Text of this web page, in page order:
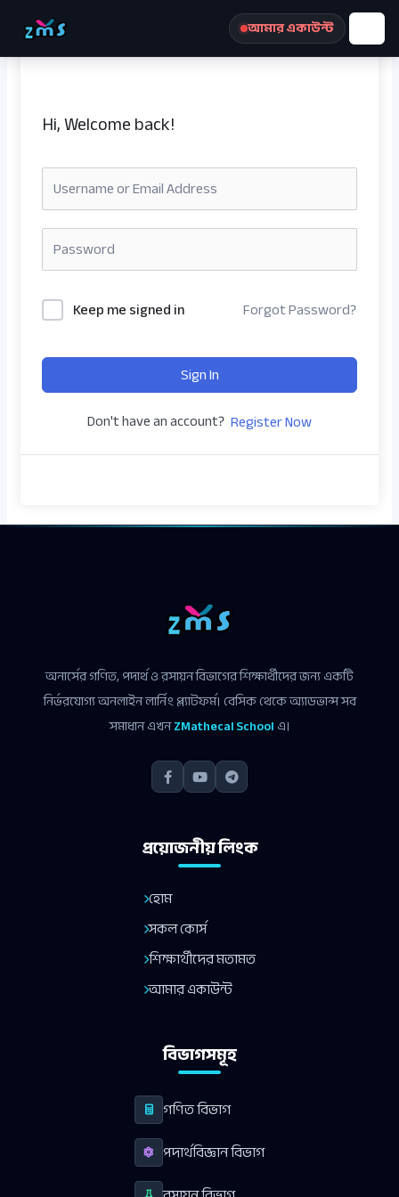
আমার একাউন্ট
Hi, Welcome back!
Keep me signed in Forgot Password?
Sign In
Don't have an account? Register Now
অনার্সের গণিত, পদার্থ ও রসায়ন বিভাগের শিক্ষার্থীদের জন্য একটি
নির্ভরযোগ্য অনলাইন লার্নিং প্ল্যাটফর্ম। বেসিক থেকে অ্যাডভান্স সব
সমাধান এখনZMathecal Schoolএ।
প্রয়োজনীয় লিংক
হোম
সকল কোর্স
শিক্ষার্থীদের মতামত
আমার একাউন্ট
বিভাগসমূহ
গণিত বিভাগ
পদার্থবিজ্ঞান বিভাগ